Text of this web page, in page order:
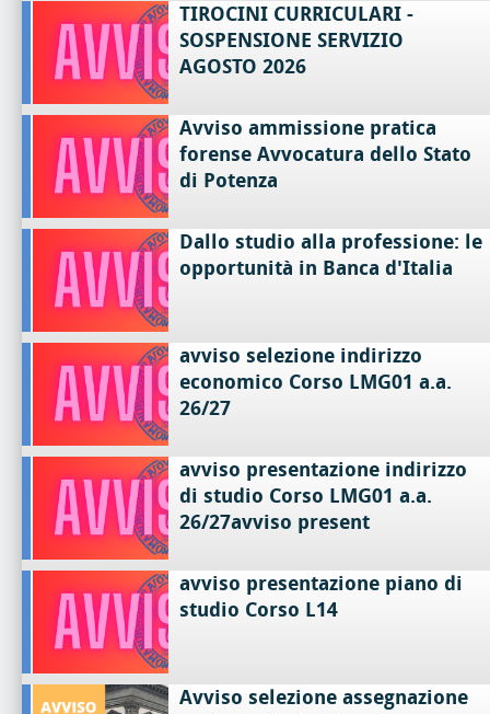
TIROCINI CURRICULARI -
SOSPENSIONE SERVIZIO
AGOSTO 2026
Avviso ammissione pratica
forense Avvocatura dello Stato
di Potenza
Dallo studio alla professione: le
opportunità in Banca d'Italia
avviso selezione indirizzo
economico Corso LMG01 a.a.
26/27
avviso presentazione indirizzo
di studio Corso LMG01 a.a.
26/27avviso present
avviso presentazione piano di
studio Corso L14
Avviso selezione assegnazione